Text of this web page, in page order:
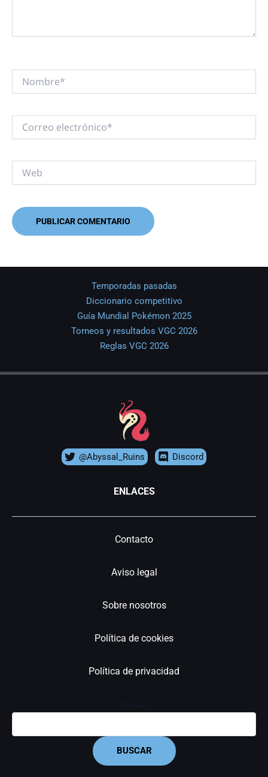
electrónico*
Temporadas pasadas
Diccionario competitivo
Guía Mundial Pokémon 2025
Torneos y resultados VGC 2026
Reglas VGC 2026
@Abyssal_Ruins Discord
ENLACES
Contacto
Aviso legal
Sobre nosotros
Política de cookies
Política de privacidad
BUSCAR